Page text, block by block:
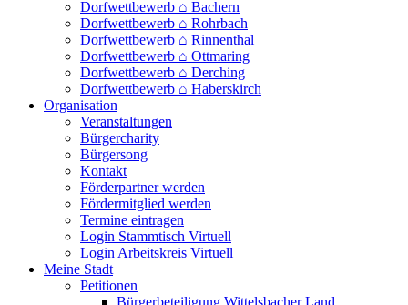
Dorfwettbewerb ⌂ Bachern
Dorfwettbewerb ⌂ Rohrbach
Dorfwettbewerb ⌂ Rinnenthal
Dorfwettbewerb ⌂ Ottmaring
Dorfwettbewerb ⌂ Derching
Dorfwettbewerb ⌂ Haberskirch
Organisation
Veranstaltungen
Bürgercharity
Bürgersong
Kontakt
Förderpartner werden
Fördermitglied werden
Termine eintragen
Login Stammtisch Virtuell
Login Arbeitskreis Virtuell
Meine Stadt
Petitionen
Bürgerbeteiligung Wittelsbacher Land